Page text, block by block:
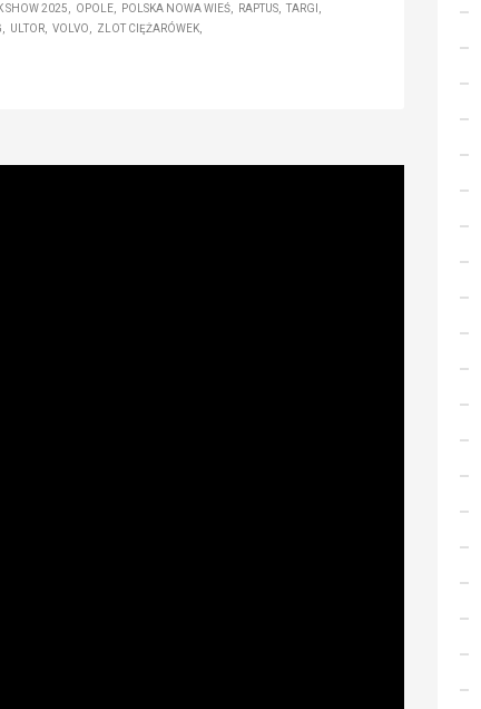
SHOW 2025 OPOLE POLSKA NOWA WIEŚ RAPTUS
TARGI
ULTOR VOLVO
ZLOT CIĘŻARÓWEK